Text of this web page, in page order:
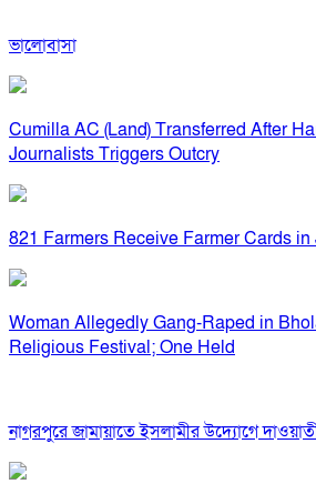
ভালোবাসা
Cumilla AC (Land) Transferred After
Journalists Triggers Outcry
821 Farmers Receive Farmer Cards
Woman Allegedly Gang-Raped in
Religious Festival; One Held
নাগরপুরে জামায়াতে ইসলামীর উদ্যোগে